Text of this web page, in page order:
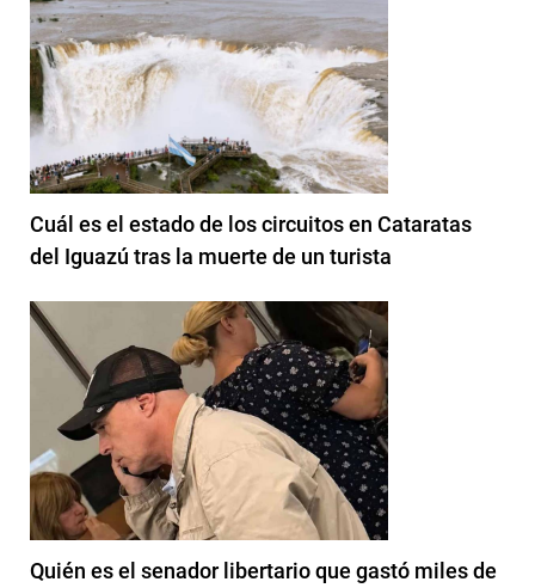
Cuál es el estado de los circuitos en Cataratas
del Iguazú tras la muerte de un turista
Quién es el senador libertario que gastó miles de